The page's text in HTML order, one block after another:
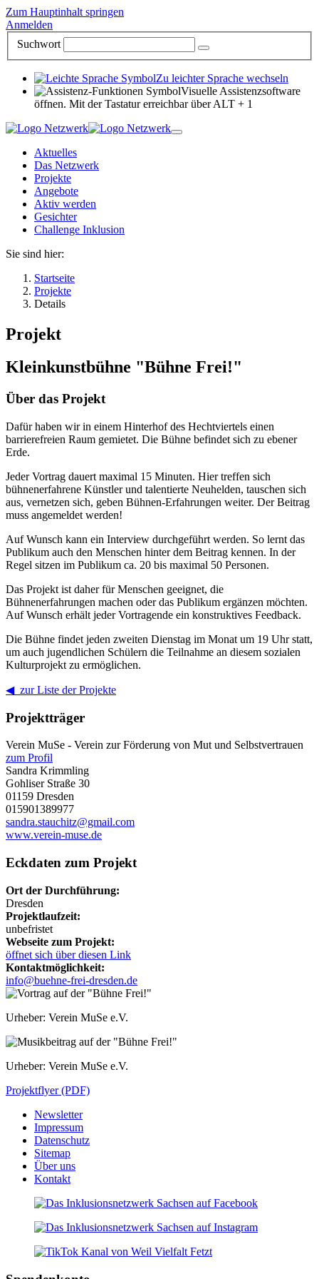
Zum Hauptinhalt springen
Anmelden
Suchwort
Zu leichter Sprache wechseln
Visuelle Assistenzsoftware
öffnen. Mit der Tastatur erreichbar über ALT + 1
Aktuelles
Das Netzwerk
Projekte
Angebote
Aktiv werden
Gesichter
Challenge Inklusion
Sie sind hier:
Startseite
Projekte
Details
Projekt
Kleinkunstbühne "Bühne Frei!"
Über das Projekt
Dafür haben wir in einem Hinterhof des Hechtviertels einen
barrierefreien Raum gemietet. Die Bühne befindet sich zu ebener
Erde.
Jeder Vortrag dauert maximal 15 Minuten. Hier treffen sich
bühnenerfahrene Künstler und talentierte Neuhelden, tauschen sich
aus, vernetzen sich, geben Bühnen-Erfahrungen weiter. Der Beitrag
muss angemeldet werden!
Auf Wunsch kann ein Interview durchgeführt werden. So lernt das
Publikum auch den Menschen hinter dem Beitrag kennen. In der
Regel sitzen im Publikum ca. 20 bis maximal 50 Personen.
Das Projekt ist daher für Menschen geeignet, die
Bühnenerfahrungen machen oder das Publikum ergänzen möchten.
Auf Wunsch erhält jeder Vortragende ein konstruktives Feedback.
Die Bühne findet jeden zweiten Dienstag im Monat um 19 Uhr statt,
um auch jugendlichen Schülern die Teilnahme an diesem sozialen
Kulturprojekt zu ermöglichen.
◀ zur Liste der Projekte
Projektträger
Verein MuSe - Verein zur Förderung von Mut und Selbstvertrauen
zum Profil
Sandra Krimmling
Gohliser Straße 30
01159 Dresden
015901389977
sandra.stauchitz@gmail.com
www.verein-muse.de
Eckdaten zum Projekt
Ort der Durchführung:
Dresden
Projektlaufzeit:
unbefristet
Webseite zum Projekt:
öffnet sich über diesen Link
Kontaktmöglichkeit:
info@buehne-frei-dresden.de
Urheber: Verein MuSe e.V.
Urheber: Verein MuSe e.V.
Projektflyer (PDF)
Newsletter
Impressum
Datenschutz
Sitemap
Über uns
Kontakt